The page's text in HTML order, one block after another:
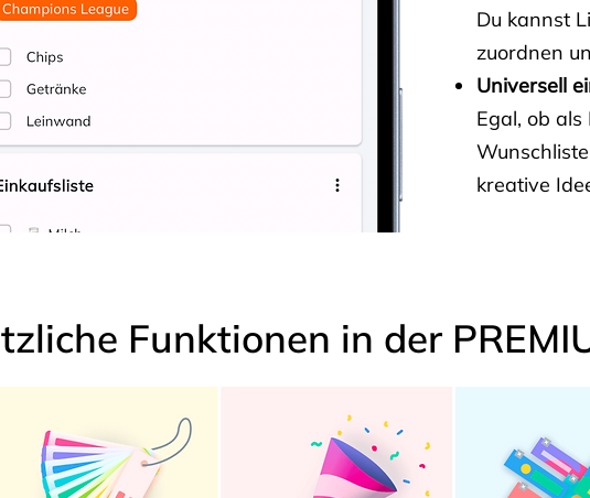
Du kannst
zuordnen
Universell
Egal, ob
kreative
Funktionen in der